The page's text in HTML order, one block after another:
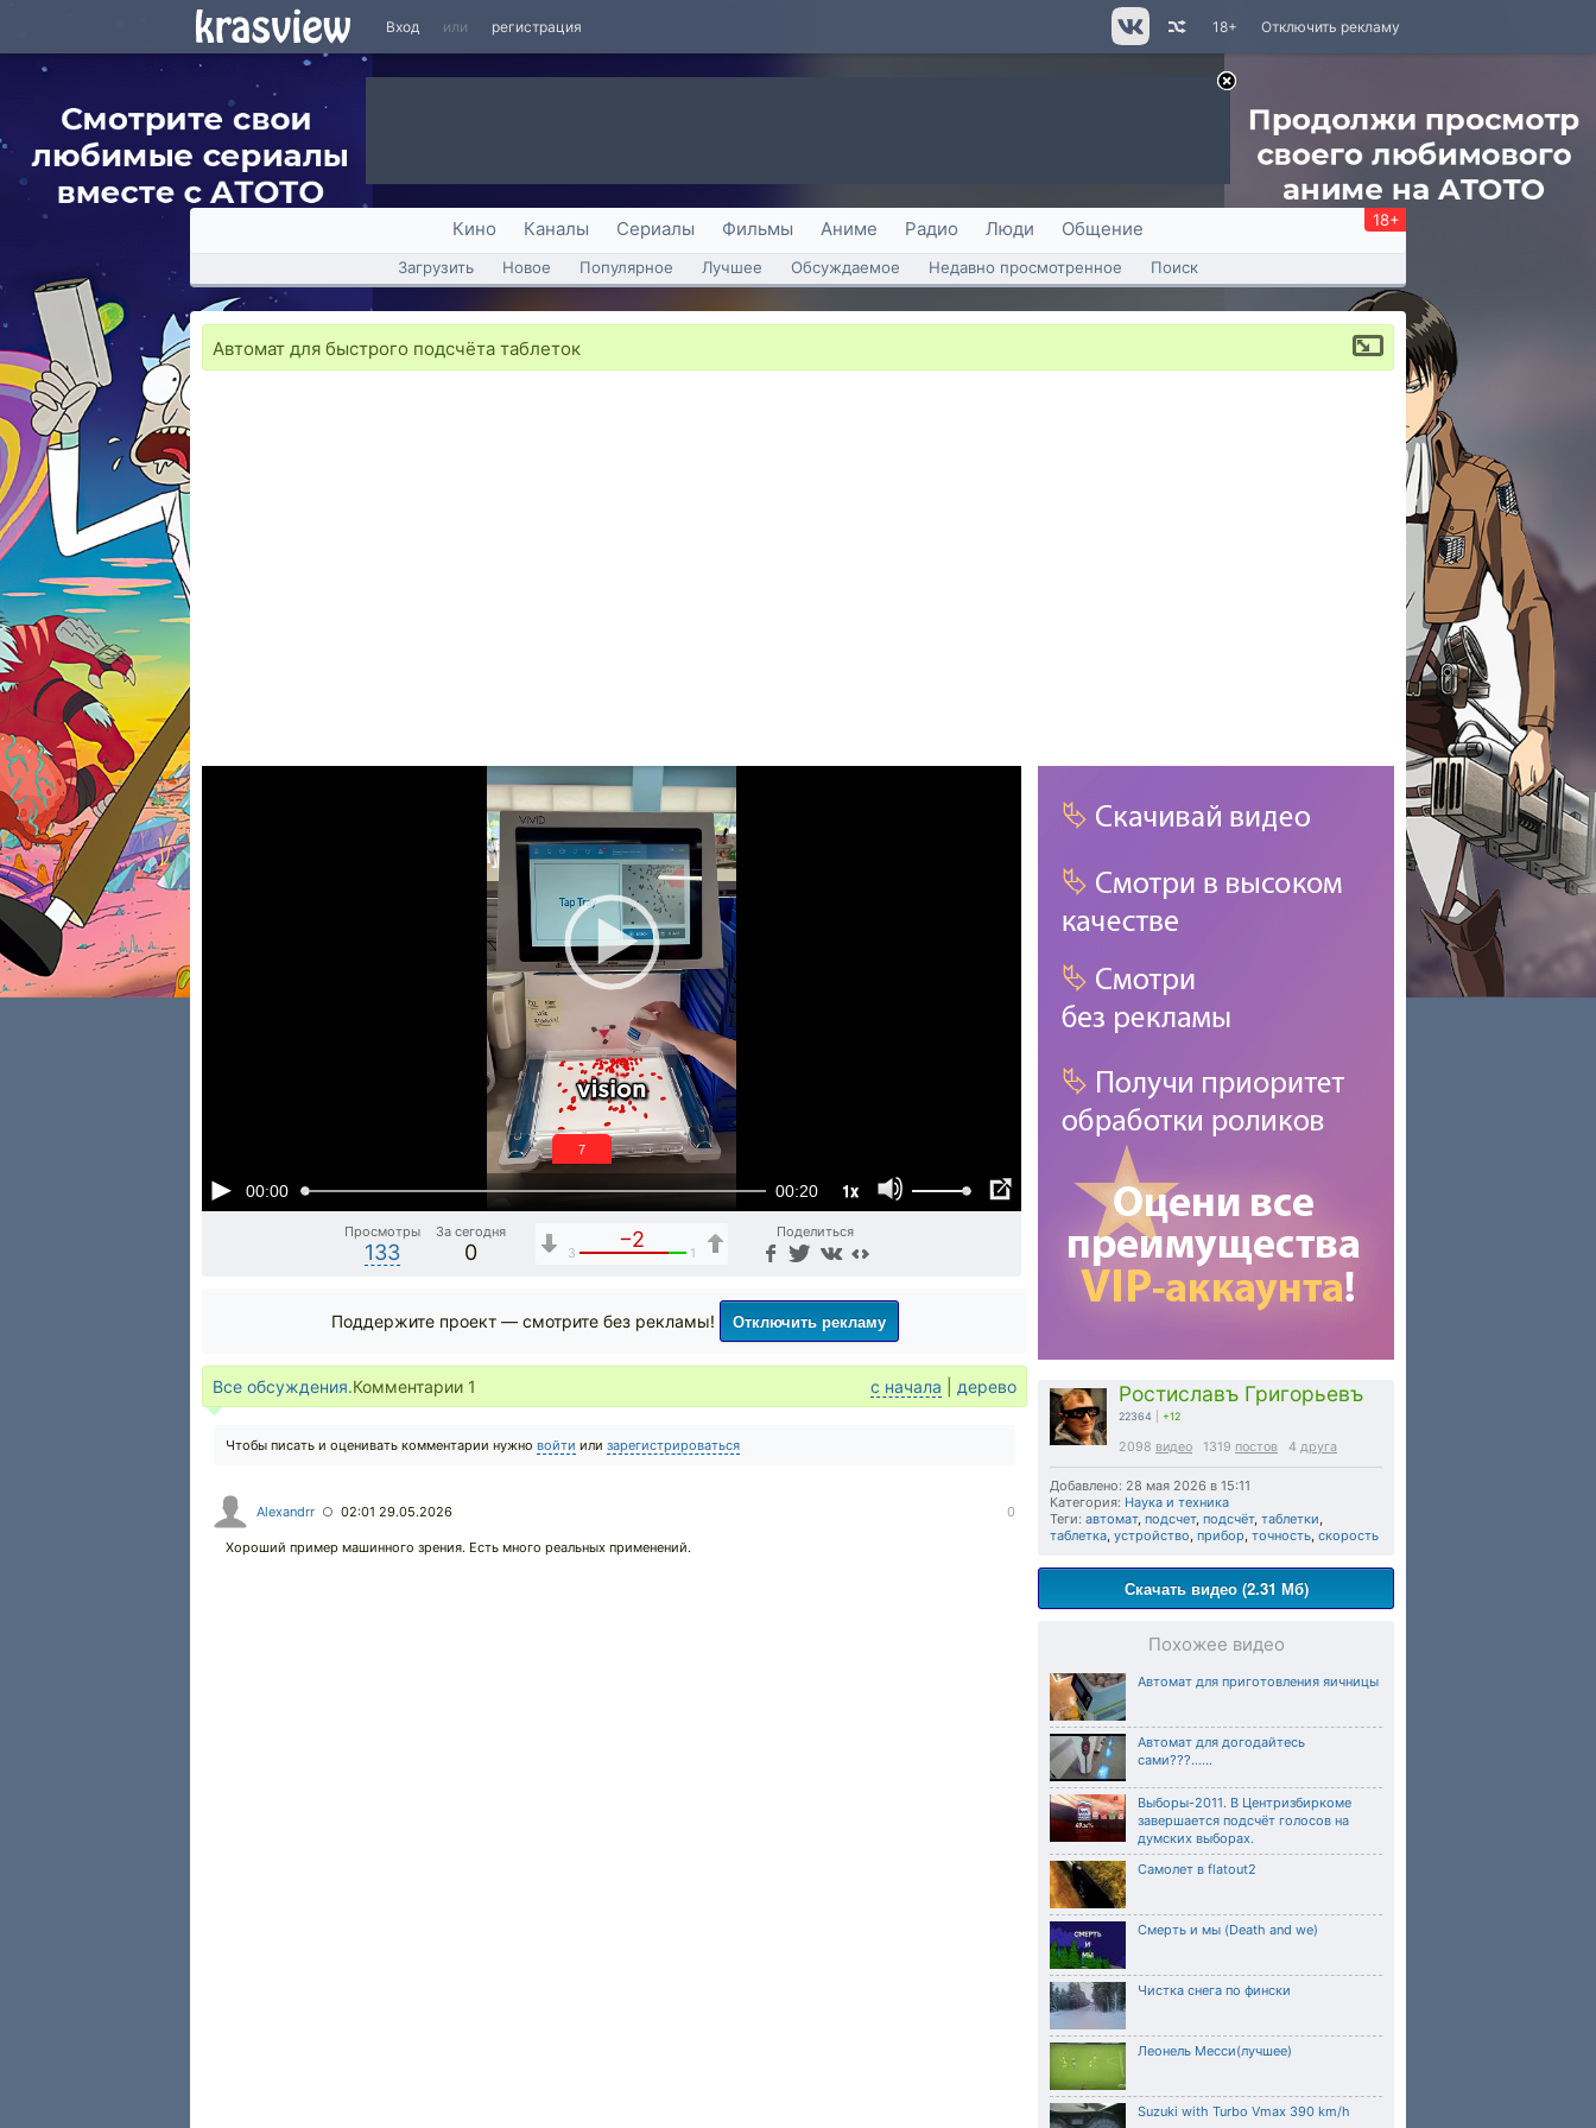
Вход или регистрация Отключить рекламу
18+
Кино Каналы Сериалы Фильмы Аниме Радио Люди Общение 18+
Загрузить Новое Популярное Лучшее Обсуждаемое Недавно просмотренное Поиск
Автомат для быстрого подсчёта таблеток
00:00 00:20 1x
6
Просмотры
133
За сегодня
0
−2
3 1
Поделиться
Ростиславъ Григорьевъ
22364 +12
2098 видео 1319 постов 4 друга
Добавлено: 28 мая 2026 в 15:11
Категория: Наука и техника
Теги: автомат, подсчет, подсчёт, таблетки,
таблетка, устройство, прибор, точность, скорость
Скачать видео (2.31 Мб)
Похожее видео
Автомат для приготовления яичницы
Автомат для догодайтесь
сами???......
Выборы-2011. В Центризбиркоме
завершается подсчёт голосов на
думских выборах.
Самолет в flatout2
Смерть и мы (Death and we)
Чистка снега по фински
Леонель Месси(лучшее)
Suzuki with Turbo Vmax 390 km/h
Поддержите проект — смотрите без рекламы! Отключить рекламу
Все обсуждения.Комментарии 1 с начала дерево
Чтобы писать и оценивать комментарии нужно войти или зарегистрироваться
Alexandrr ○ 02:01 29.05.2026 0
Хороший пример машинного зрения. Есть много реальных применений.